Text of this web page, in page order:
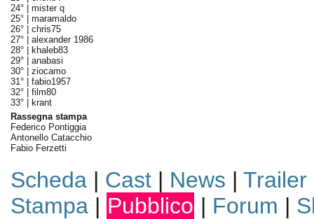
24° | mister q
25° | maramaldo
26° | chris75
27° | alexander 1986
28° |
khaleb83
29° | anabasi
30° | ziocamo
31° | fabio1957
32° | film80
33° |
krant
Rassegna stampa
Federico Pontiggia
Antonello Catacchio
Fabio Ferzetti
Scheda| Cast| News | Trailer
Stampa| Pubblico | Forum |